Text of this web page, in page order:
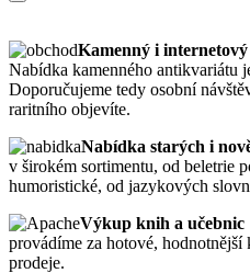
Kamenný i internetový
Nabídka kamenného antikvariátu
Doporučujeme tedy osobní
raritního objevíte.
Nabídka starých i
v širokém sortimentu, od beletrie
humoristické, od jazykových
Výkup knih a učebnic
provádíme za hotové,
prodeje.